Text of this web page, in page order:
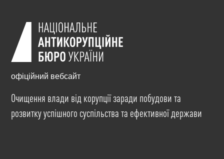
офіційний вебсайт
Очищення влади від корупції заради побудови та
розвитку успішного суспільства та ефективної держави